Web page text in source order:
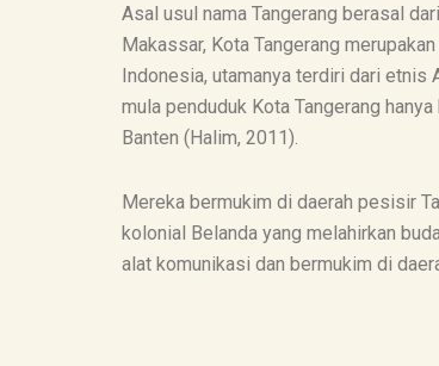
Asal usul nama Tangerang berasal
Makassar, Kota Tangerang
Indonesia, utamanya terdiri dari etnis
mula penduduk Kota Tangerang
Banten (Halim, 2011).
Mereka bermukim di daerah pesisir
kolonial Belanda yang melahirkan
alat komunikasi dan bermukim di